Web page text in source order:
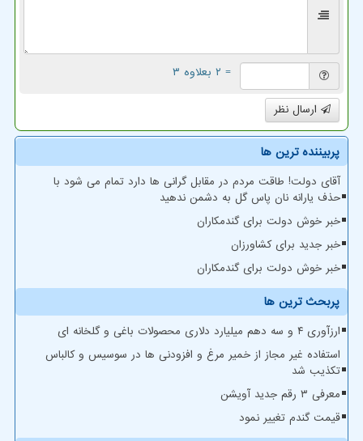
= ۲ بعلاوه ۳
ارسال نظر
پربیننده ترین ها
آقای دولت! طاقت مردم در مقابل گرانی ها دارد تمام می شود با
حذف یارانه نان پاس گل به دشمن ندهید
خبر خوش دولت برای گندمکاران
خبر جدید برای کشاورزان
خبر خوش دولت برای گندمکاران
پربحث ترین ها
ارزآوری ۴ و سه دهم میلیارد دلاری محصولات باغی و گلخانه ای
استفاده غیر مجاز از خمیر مرغ و افزودنی ها در سوسیس و کالباس
تکذیب شد
معرفی ۳ رقم جدید آویشن
قیمت گندم تغییر نمود